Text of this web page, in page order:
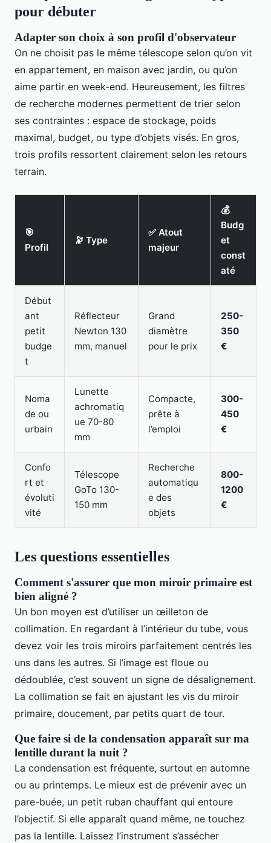
pour débuter
Adapter son choix à son profil d'observateur
On ne choisit pas le même télescope selon qu’on vit
en appartement, en maison avec jardin, ou qu’on
aime partir en week-end. Heureusement, les filtres
de recherche modernes permettent de trier selon
ses contraintes : espace de stockage, poids
maximal, budget, ou type d’objets visés. En gros,
trois profils ressortent clairement selon les retours
terrain.
🎯
Profil
🔭 Type
✅ Atout
majeur
💰
Budg
et
const
até
Début
ant
petit
budge
t
Réflecteur
Newton 130
mm, manuel
Grand
diamètre
pour le prix
250-
350
€
Noma
de ou
urbain
Lunette
achromatiq
ue 70-80
mm
Compacte,
prête à
l’emploi
300-
450
€
Confo
rt et
évoluti
vité
Télescope
GoTo 130-
150 mm
Recherche
automatiqu
e des
objets
800-
1200
€
Les questions essentielles
Comment s'assurer que mon miroir primaire est
bien aligné ?
Un bon moyen est d’utiliser un œilleton de
collimation. En regardant à l’intérieur du tube, vous
devez voir les trois miroirs parfaitement centrés les
uns dans les autres. Si l’image est floue ou
dédoublée, c’est souvent un signe de désalignement.
La collimation se fait en ajustant les vis du miroir
primaire, doucement, par petits quart de tour.
Que faire si de la condensation apparaît sur ma
lentille durant la nuit ?
La condensation est fréquente, surtout en automne
ou au printemps. Le mieux est de prévenir avec un
pare-buée, un petit ruban chauffant qui entoure
l’objectif. Si elle apparaît quand même, ne touchez
pas la lentille. Laissez l’instrument s’assécher